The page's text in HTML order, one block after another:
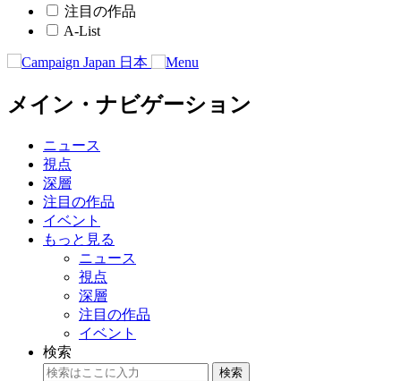
注目の作品
A-List
メイン・ナビゲーション
ニュース
視点
深層
注目の作品
イベント
もっと見る
ニュース
視点
深層
注目の作品
イベント
検索